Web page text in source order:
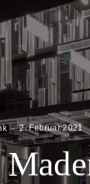
· 2. Februar 2021